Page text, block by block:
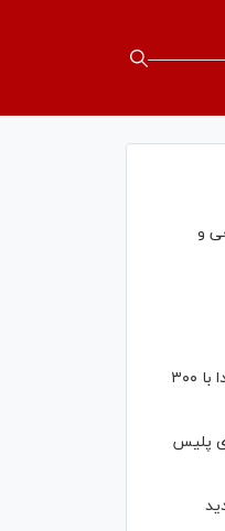
و
مدیر کلاهبردار شرکت مهاجرتی به کانادا با ۳۰۰
پلیس